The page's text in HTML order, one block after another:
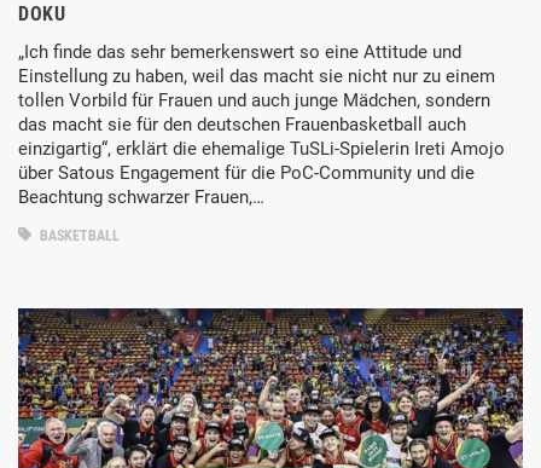
DOKU
„Ich finde das sehr bemerkenswert so eine Attitude und
Einstellung zu haben, weil das macht sie nicht nur zu einem
tollen Vorbild für Frauen und auch junge Mädchen, sondern
das macht sie für den deutschen Frauenbasketball auch
einzigartig“, erklärt die ehemalige TuSLi-Spielerin Ireti Amojo
über Satous Engagement für die PoC-Community und die
Beachtung schwarzer Frauen,…
BASKETBALL